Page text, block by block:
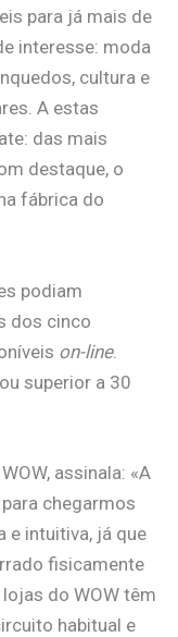
para já mais de
interesse: moda
cultura e
A estas
das mais
destaque, o
fábrica do
podiam
dos cinco
on-line.
superior a 30
assinala: «A
chegarmos
e intuitiva, já que
fisicamente
do WOW têm
habitual e